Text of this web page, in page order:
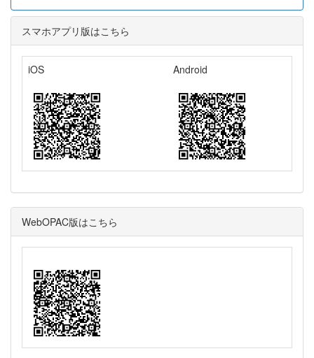
スマホアプリ版はこちら
iOS Android
WebOPAC版はこちら